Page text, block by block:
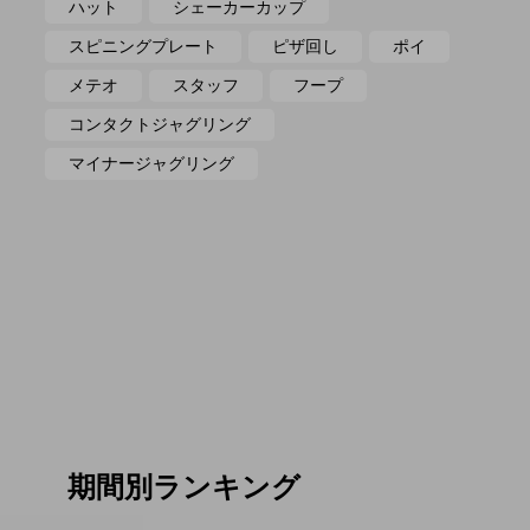
ハット シェーカーカップ
スピニングプレート ピザ回し ポイ
メテオ スタッフ フープ
コンタクトジャグリング
マイナージャグリング
期間別ランキング